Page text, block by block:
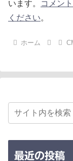
います。
コメン
ください。
ホーム
最近の投稿